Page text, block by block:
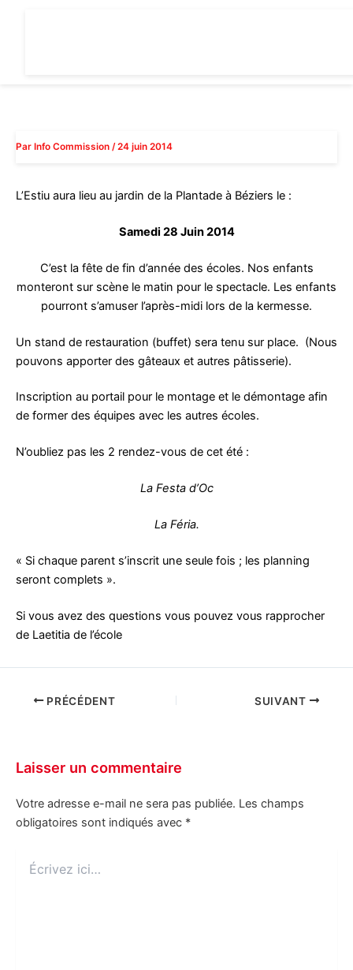
Par Info Commission /24 juin 2014
L’Estiu aura lieu au jardin de la Plantade à Béziers le :
Samedi 28 Juin 2014
C’est la fête de fin d’année des écoles. Nos enfants
monteront sur scène le matin pour le spectacle. Les enfants
pourront s’amuser l’après-midi lors de la kermesse.
Un stand de restauration (buffet) sera tenu sur place. (Nous
pouvons apporter des gâteaux et autres pâtisserie).
Inscription au portail pour le montage et le démontage afin
de former des équipes avec les autres écoles.
N’oubliez pas les 2 rendez-vous de cet été :
La Festa d’Oc
La Féria.
« Si chaque parent s’inscrit une seule fois ; les planning
seront complets ».
Si vous avez des questions vous pouvez vous rapprocher
de Laetitia de l’école
PRÉCÉDENT SUIVANT
Laisser un commentaire
Votre adresse e-mail ne sera pas publiée. Les champs
obligatoires sont indiqués avec *
ici…